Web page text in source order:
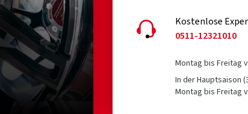
Kostenlose
0511-12321010
Montag bis Freitag
In der Hauptsaison
Montag bis Freitag